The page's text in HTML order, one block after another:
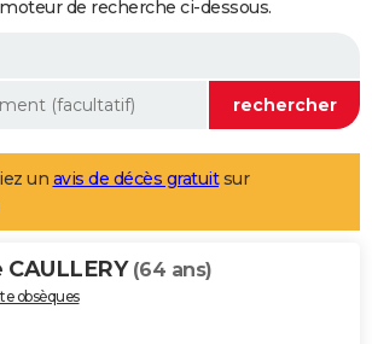
de recherche ci-dessous.
un avis de décès gratuitsur
(64 ans)
obsèques